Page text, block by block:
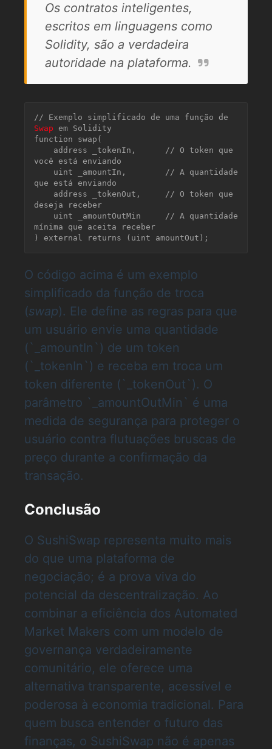
Os contratos inteligentes,
escritos em linguagens como
Solidity, são a verdadeira
autoridade na plataforma.
Swap em Solidity
function swap(
você está enviando
que está enviando
deseja receber
mínima que aceita receber
O código acima é um exemplo
simplificado da função de troca
(swap). Ele define as regras para que
um usuário envie uma quantidade
(`_amountIn`) de um token
(`_tokenIn`) e receba em troca um
token diferente (`_tokenOut`). O
parâmetro `_amountOutMin` é uma
medida de segurança para proteger o
usuário contra flutuações bruscas de
preço durante a confirmação da
transação.
Conclusão
O SushiSwap representa muito mais
do que uma plataforma de
negociação; é a prova viva do
potencial da descentralização. Ao
combinar a eficiência dos Automated
Market Makers com um modelo de
governança verdadeiramente
comunitário, ele oferece uma
alternativa transparente, acessível e
poderosa à economia tradicional. Para
quem busca entender o futuro das
finanças, o SushiSwap não é apenas